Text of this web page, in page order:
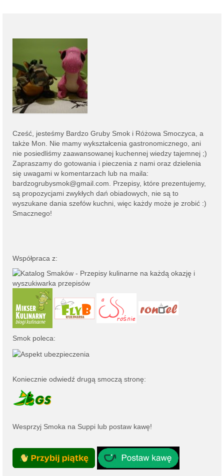
Cześć, jesteśmy Bardzo Gruby Smok i Różowa Smoczyca, a
także Mon. Nie mamy wykształcenia gastronomicznego, ani
nie posiedliśmy zaawansowanej kuchennej wiedzy tajemnej ;)
Zapraszamy do gotowania i pieczenia z nami oraz dzielenia
się uwagami w komentarzach lub na maila:
bardzogrubysmok@gmail.com. Przepisy, które prezentujemy,
są propozycjami zwykłych dań obiadowych, nie są to
wyszukane dania szefów kuchni, więc każdy może je zrobić :)
Smacznego!
Współpraca z:
Smok poleca:
Koniecznie odwiedź drugą smoczą stronę:
Wesprzyj Smoka na Suppi lub postaw kawę!